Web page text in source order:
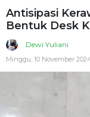
Antisipasi
Bentuk Desk
Dewi Yuliani
Minggu, 10 November